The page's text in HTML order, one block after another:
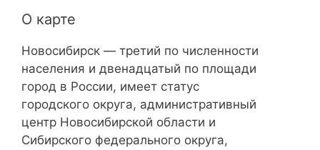
О карте
Новосибирск — третий по численности
населения и двенадцатый по площади
город в России, имеет статус
городского округа, административный
центр Новосибирской области и
Сибирского федерального округа,